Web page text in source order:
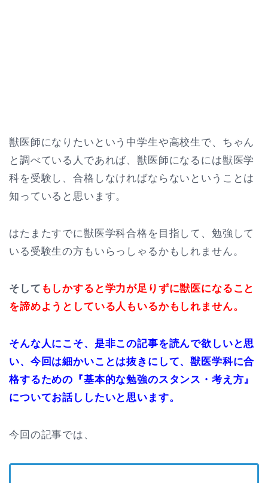
獣医師になりたいという中学生や高校生で、ちゃん
と調べている人であれば、獣医師になるには獣医学
科を受験し、合格しなければならないということは
知っていると思います。
はたまたすでに獣医学科合格を目指して、勉強して
いる受験生の方もいらっしゃるかもしれません。
そして もしかすると学力が足りずに獣医になること
を諦めようとしている人もいるかもしれません。
そんな人にこそ、 是非この記事を読んで欲しいと思
い、今回は細かいことは抜きにして、獣医学科に合
格するための『基本的な勉強のスタンス・考え方』
についてお話ししたいと思います。
今回の記事では、